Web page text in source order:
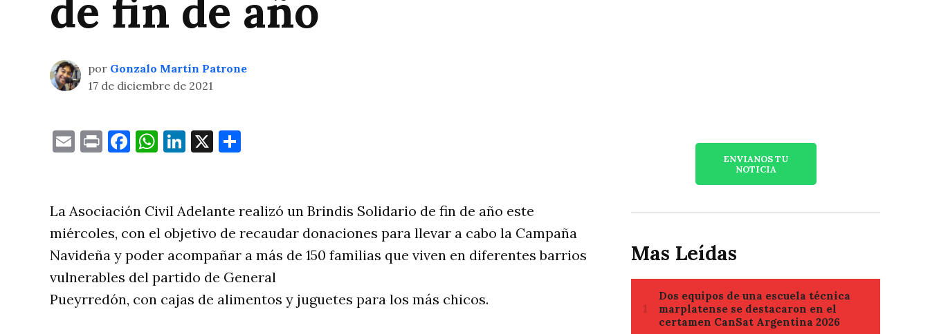
de fin de año
por Gonzalo Martín Patrone
17 de diciembre de 2021
EmailPrintFacebook
WhatsApp
LinkedIn
X
La Asociación Civil Adelante realizó un Brindis Solidario de fin de año este
miércoles, con el objetivo de recaudar donaciones para llevar a cabo la Campaña
Navideña y poder acompañar a más de 150 familias que viven en diferentes barrios
vulnerables del partido de General
Pueyrredón, con cajas de alimentos y juguetes para los más chicos.
ENVIANOS TU
NOTICIA
Mas Leídas